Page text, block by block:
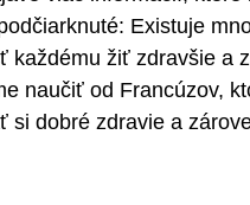
Existuje
každému žiť zdravšie a
naučiť od Francúzov,
si dobré zdravie a